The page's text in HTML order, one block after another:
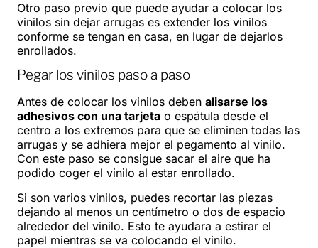
Otro paso previo que puede ayudar a colocar los
vinilos sin dejar arrugas es extender los vinilos
conforme se tengan en casa, en lugar de dejarlos
enrollados.
Pegar los vinilos paso a paso
Antes de colocar los vinilos deben alisarse los
adhesivos con una tarjeta o espátula desde el
centro a los extremos para que se eliminen todas las
arrugas y se adhiera mejor el pegamento al vinilo.
Con este paso se consigue sacar el aire que ha
podido coger el vinilo al estar enrollado.
Si son varios vinilos, puedes recortar las piezas
dejando al menos un centímetro o dos de espacio
alrededor del vinilo. Esto te ayudara a estirar el
papel mientras se va colocando el vinilo.